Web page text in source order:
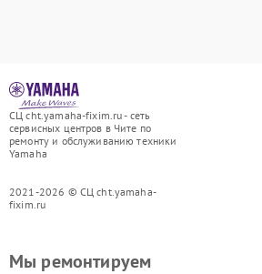
СЦ cht.yamaha-fixim.ru - сеть
сервисных центров в Чите по
ремонту и обслуживанию техники
Yamaha
2021-2026 © СЦ cht.yamaha-
fixim.ru
Мы ремонтируем